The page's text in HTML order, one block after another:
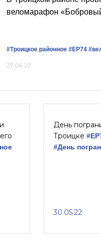
веломарафон
#Троицкое районное #ЕР74
27.06.22
День
Троицке
#День
30.05.22